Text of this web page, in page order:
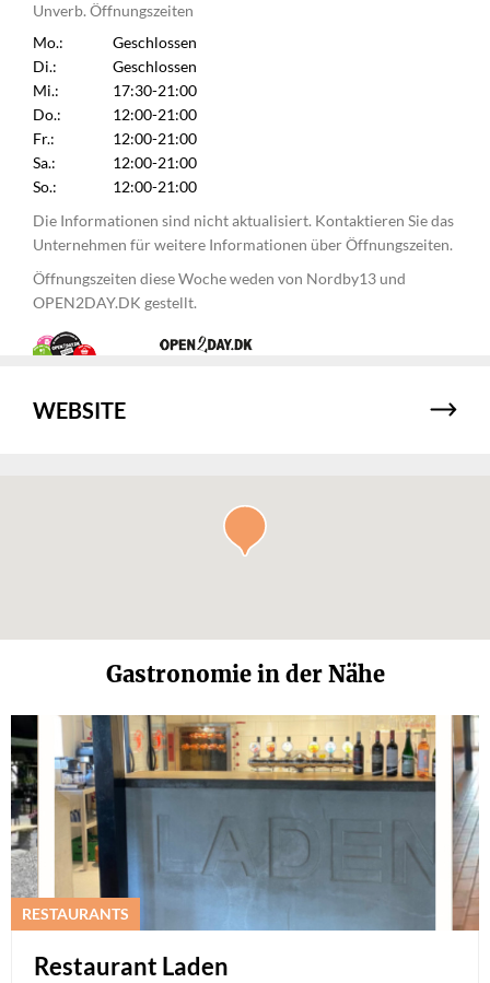
Unverb. Öffnungszeiten
Mo.:
Geschlossen
Di.:
Geschlossen
Mi.:
17:30-21:00
Do.:
12:00-21:00
Fr.:
12:00-21:00
Sa.:
12:00-21:00
So.:
12:00-21:00
Die Informationen sind nicht aktualisiert. Kontaktieren Sie das
Unternehmen für weitere Informationen über Öffnungszeiten.
Öffnungszeiten diese Woche weden von Nordby13 und
OPEN2DAY.DK gestellt.
WEBSITE
Gastronomie in der Nähe
RESTAURANTS
Restaurant Laden